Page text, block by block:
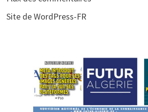
Site de WordPress-FR